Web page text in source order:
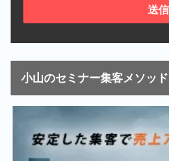
小山のセミナー集客メソッド